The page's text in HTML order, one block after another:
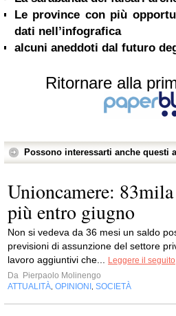
Le province con più
dati nell’infografica
alcuni aneddoti dal futuro
Ritornare alla
Possono interessarti anche questi
Unioncamere:
più entro giugno
Non si vedeva da 36 mesi un saldo
previsioni di assunzione del settore
lavoro aggiuntivi che...
Leggere il seguito
Da Pierpaolo Molinengo
ATTUALITÀ OPINIONI SOCIETÀ